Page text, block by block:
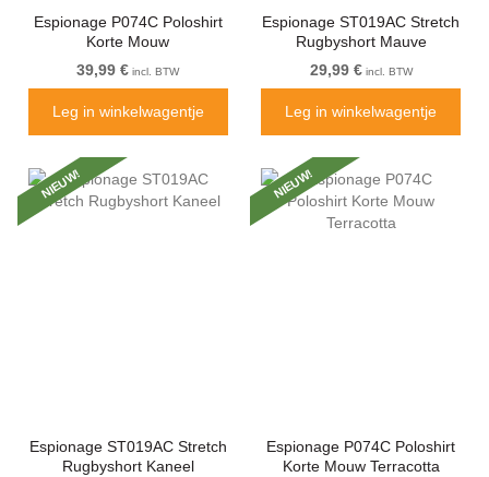
Espionage P074C Poloshirt
Korte Mouw
Korenbloemblauw
39,99 € incl. BTW
Leg in winkelwagentje
Espionage ST019AC Stretch
Rugbyshort Mauve
29,99 €incl. BTW
Leg in winkelwagentje
Espionage ST019AC Stretch
Rugbyshort Kaneel
NIEUW!
Espionage P074C Poloshirt
Korte Mouw Terracotta
NIEUW!